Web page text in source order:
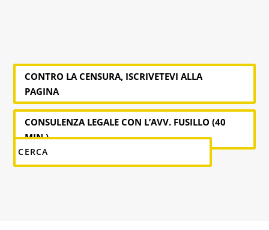
CONTRO LA CENSURA, ISCRIVETEVI ALLA
PAGINA
CONSULENZA LEGALE CON L’AVV. FUSILLO (40
MIN.)